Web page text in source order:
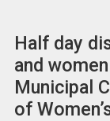
Half day
and
Municipal
of